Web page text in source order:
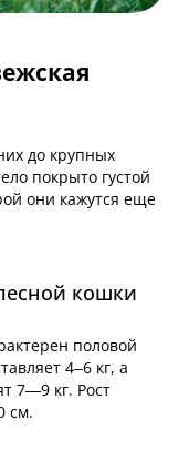
до крупных
покрыто густой
они кажутся еще
кошки
половой
4–6 кг, а
7—9 кг. Рост
см.